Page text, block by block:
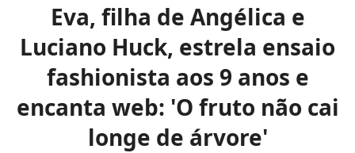
Eva, filha de Angélica e
Luciano Huck, estrela ensaio
fashionista aos 9 anos e
encanta web: 'O fruto não cai
longe de árvore'